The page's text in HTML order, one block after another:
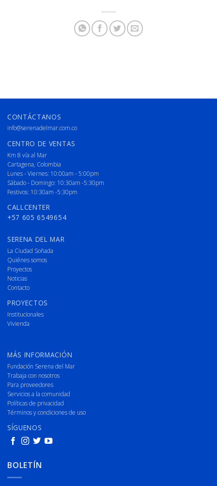
CONTÁCTANOS
info@serenadelmar.com.co
CENTRO DE VENTAS
Km 8 vía al Mar
Cartagena, Colombia
Lunes - Viernes: 10:00am - 5:00pm
Sábado - Domingo: 10:30am -5:30pm
Festivos: 10:30am -5:30pm
CALLCENTER
+57 605 6549654
SERENA DEL MAR
La Ciudad Soñada
Quiénes somos
Proyectos
Noticias
Contacto
PROYECTOS
Institucionales
Vivienda
MÁS INFORMACIÓN
Fundación Serena del Mar
Trabaja con nosotros
Para proveedores
Servicios a la comunidad
Políticas de privacidad
Términos y condiciones de uso
SÍGUENOS
BOLETÍN